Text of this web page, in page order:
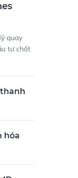
quay
tư chốt
hóa